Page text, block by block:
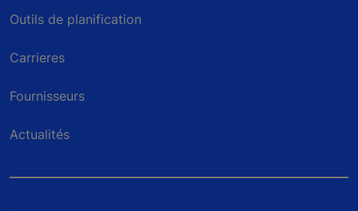
Outils de planification
Carrieres
Fournisseurs
Actualités